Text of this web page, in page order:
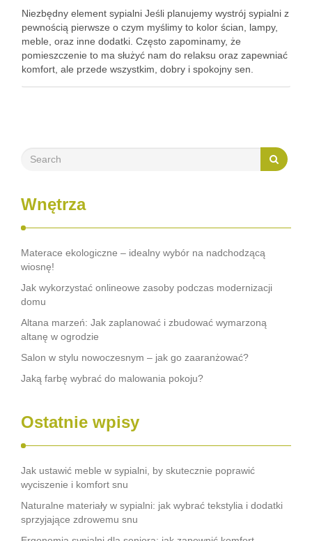
Niezbędny element sypialni Jeśli planujemy wystrój sypialni z
pewnością pierwsze o czym myślimy to kolor ścian, lampy,
meble, oraz inne dodatki. Często zapominamy, że
pomieszczenie to ma służyć nam do relaksu oraz zapewniać
komfort, ale przede wszystkim, dobry i spokojny sen.
Wnętrza
Materace ekologiczne – idealny wybór na nadchodzącą
wiosnę!
Jak wykorzystać onlineowe zasoby podczas modernizacji
domu
Altana marzeń: Jak zaplanować i zbudować wymarzoną
altanę w ogrodzie
Salon w stylu nowoczesnym – jak go zaaranżować?
Jaką farbę wybrać do malowania pokoju?
Ostatnie wpisy
Jak ustawić meble w sypialni, by skutecznie poprawić
wyciszenie i komfort snu
Naturalne materiały w sypialni: jak wybrać tekstylia i dodatki
sprzyjające zdrowemu snu